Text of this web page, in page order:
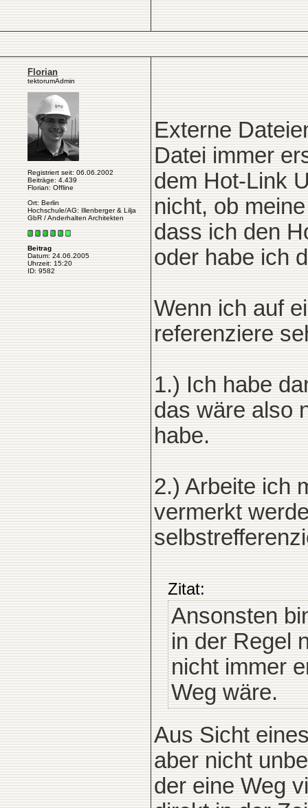
Florian
tektorumAdmin
Registriert seit: 06.06.2002
Beiträge: 4.439
Florian: Offline
Ort: Berlin
Hochschule/AG: Illenberger & Lilja
GbR / Anderhalten Architekten
Beitrag
Datum: 24.06.2005
Uhrzeit: 15:20
ID: 9582
Externe
Datei immer
dem Hot-Link
nicht, ob
dass ich den
oder habe ich
Wenn ich auf
referenziere
1.) Ich habe
das wäre also
habe.
2.) Arbeite ich
vermerkt
Zitat:
Ansonsten
in der Regel
nicht immer
Weg wäre.
Aus Sicht
aber nicht
der eine Weg